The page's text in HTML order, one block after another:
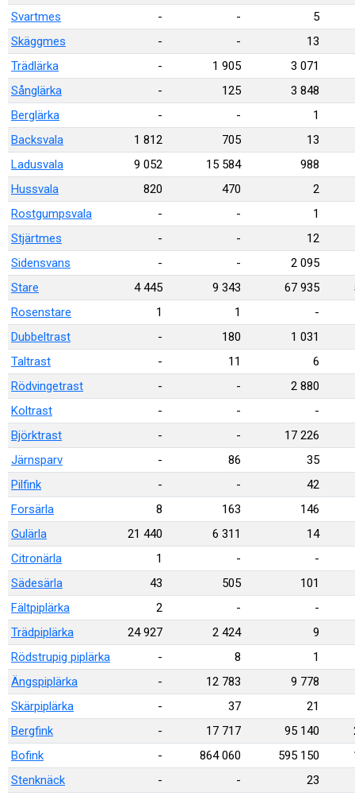
Svartmes
- -
5
Skäggmes
- -
13
Trädlärka
- 1 905
3 071
Sånglärka
- 125
3 848
Berglärka
- -
1
Backsvala
1 812 705
13
Ladusvala
9 052 15 584
988
Hussvala
820 470
2
Rostgumpsvala
- -
1
Stjärtmes
- -
12
Sidensvans
- -
2 095
Stare
4 445 9 343 67 935
Rosenstare
1 1
-
Dubbeltrast
- 180
1 031
Taltrast
- 11
6
Rödvingetrast
- -
2 880
Koltrast
- -
-
Björktrast
- -
17 226
Järnsparv
- 86
35
Pilfink
- -
42
Forsärla
8 163
146
Gulärla
21 440 6 311
14
Citronärla
1 -
-
Sädesärla
43 505
101
Fältpiplärka
2 -
-
Trädpiplärka
24 927 2 424
9
Rödstrupig piplärka
- 8
1
Ängspiplärka
- 12 783
9 778
Skärpiplärka
- 37
21
Bergfink
- 17 717 95 140
Bofink
- 864 060 595 150
Stenknäck
- -
23